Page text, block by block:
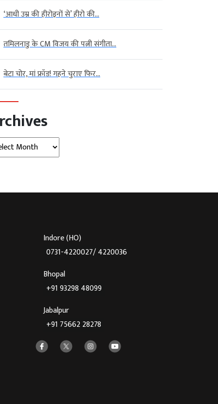
‘आधी उम्र की हीरोइनों से’ हीरो की...
तमिलनाडु के CM विजय की पत्नी संगीता...
बेटा चोर, मां फ्रॉड! गहने चुराए फिर...
Indore (HO)
0731-4220027/ 4220036
Bhopal
+91 93298 48099
Jabalpur
+91 75662 28278